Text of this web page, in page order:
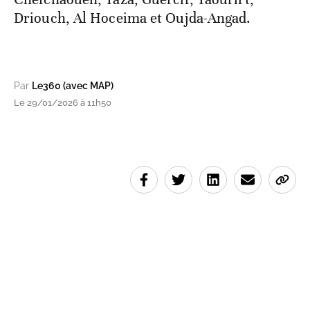
Driouch, Al Hoceima et Oujda-Angad.
Par Le360 (avec MAP)
Le 29/01/2026 à 11h50